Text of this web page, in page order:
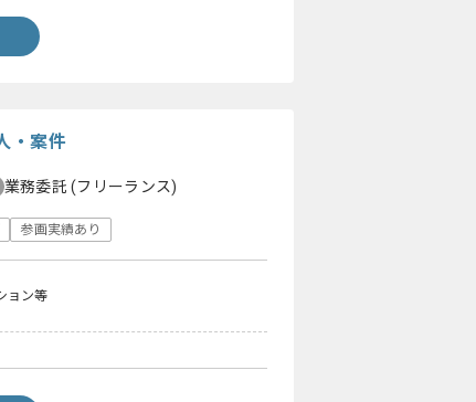
・案件
業務委託(フリーランス)
参画実績あり
ョン等